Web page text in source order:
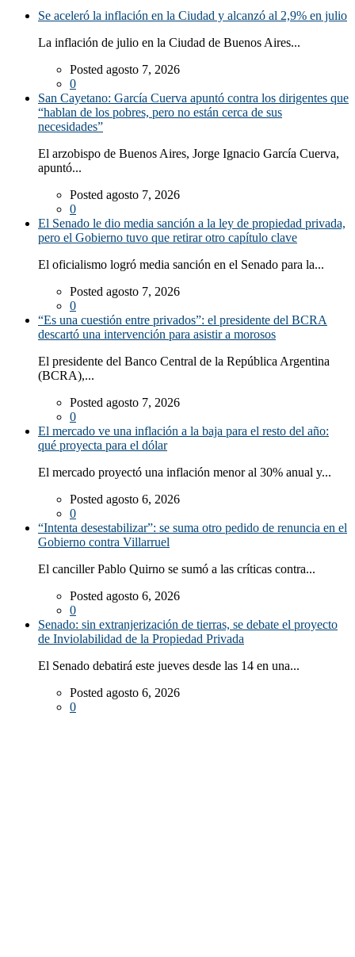
Se aceleró la inflación en la Ciudad y alcanzó al 2,9% en julio
La inflación de julio en la Ciudad de Buenos Aires...
Posted agosto 7, 2026
0
San Cayetano: García Cuerva apuntó contra los dirigentes que
“hablan de los pobres, pero no están cerca de sus
necesidades”
El arzobispo de Buenos Aires, Jorge Ignacio García Cuerva,
apuntó...
Posted agosto 7, 2026
0
El Senado le dio media sanción a la ley de propiedad privada,
pero el Gobierno tuvo que retirar otro capítulo clave
El oficialismo logró media sanción en el Senado para la...
Posted agosto 7, 2026
0
“Es una cuestión entre privados”: el presidente del BCRA
descartó una intervención para asistir a morosos
El presidente del Banco Central de la República Argentina
(BCRA),...
Posted agosto 7, 2026
0
El mercado ve una inflación a la baja para el resto del año:
qué proyecta para el dólar
El mercado proyectó una inflación menor al 30% anual y...
Posted agosto 6, 2026
0
“Intenta desestabilizar”: se suma otro pedido de renuncia en el
Gobierno contra Villarruel
El canciller Pablo Quirno se sumó a las críticas contra...
Posted agosto 6, 2026
0
Senado: sin extranjerización de tierras, se debate el proyecto
de Inviolabilidad de la Propiedad Privada
El Senado debatirá este jueves desde las 14 en una...
Posted agosto 6, 2026
0